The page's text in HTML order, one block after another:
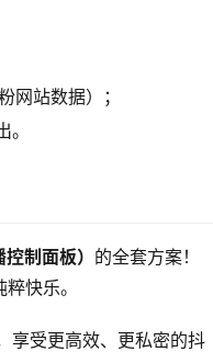
网站数据）；
制面板） 的全套方案！
快乐。
享受更高效、更私密的抖